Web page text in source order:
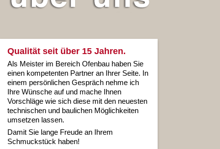
Qualität seit über 15 Jahren.
Als Meister im Bereich Ofenbau haben Sie
einen kompetenten Partner an Ihrer Seite. In
einem persönlichen Gespräch nehme ich
Ihre Wünsche auf und mache Ihnen
Vorschläge wie sich diese mit den neuesten
technischen und baulichen Möglichkeiten
umsetzen lassen.
Damit Sie lange Freude an Ihrem
Schmuckstück haben!